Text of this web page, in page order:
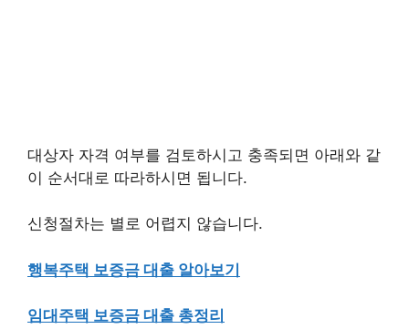
대상자 자격 여부를 검토하시고 충족되면 아래와 같
이 순서대로 따라하시면 됩니다.
신청절차는 별로 어렵지 않습니다.
행복주택 보증금 대출 알아보기
임대주택 보증금 대출 총정리